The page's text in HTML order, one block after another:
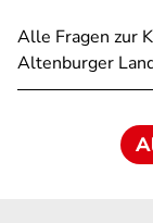
Alle Fragen zur
Altenburger